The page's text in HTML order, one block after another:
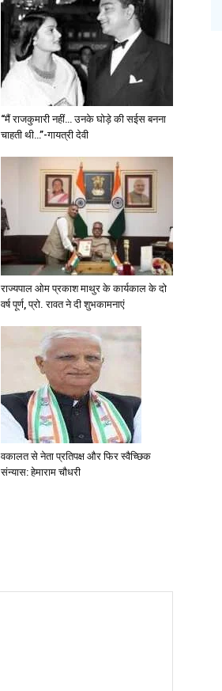
“मैं राजकुमारी नहीं… उनके घोड़े की सईस बनना
चाहती थी…”-गायत्री देवी
राज्यपाल ओम प्रकाश माथुर के कार्यकाल के दो
वर्ष पूर्ण, प्रो. रावत ने दी शुभकामनाएं
वकालत से नेता प्रतिपक्ष और फिर स्वैच्छिक
संन्यास: हेमाराम चौधरी